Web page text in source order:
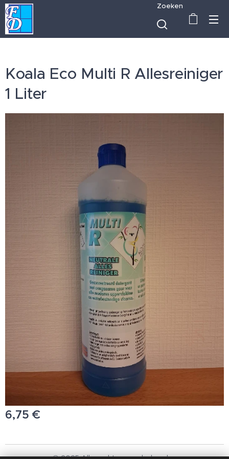
Zoeken
Koala Eco Multi R Allesreiniger
1 Liter
6,75 €